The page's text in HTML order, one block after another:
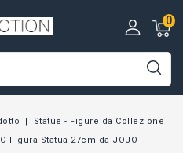
0
Statue - Figure da Collezione
Figura Statua 27cm da JOJO